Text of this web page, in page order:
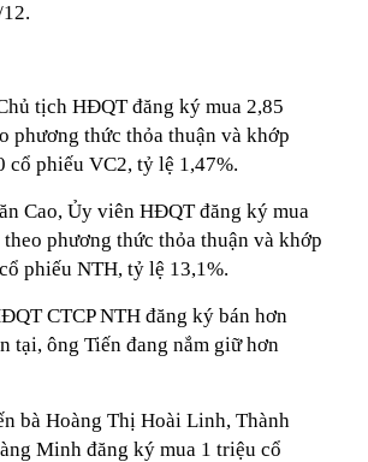
tịch HĐQT đăng ký mua 2,85
phương thức thỏa thuận và khớp
cổ phiếu VC2, tỷ lệ 1,47%.
Cao, Ủy viên HĐQT đăng ký mua
phương thức thỏa thuận và khớp
phiếu NTH, tỷ lệ 13,1%.
CTCP NTH đăng ký bán hơn
tại, ông Tiến đang nắm giữ hơn
bà Hoàng Thị Hoài Linh, Thành
Minh đăng ký mua 1 triệu cổ